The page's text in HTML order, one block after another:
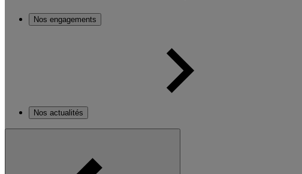
Nos engagements
Nos actualités